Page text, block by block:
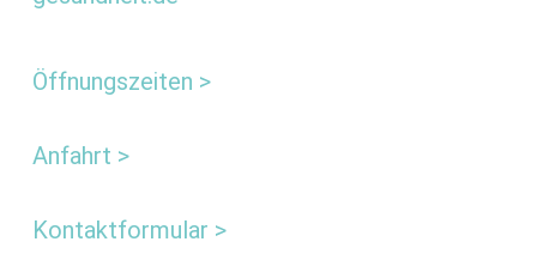
Öffnungszeiten >
Anfahrt >
Kontaktformular >